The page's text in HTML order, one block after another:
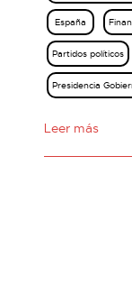
España
Partidos políticos
Presidencia
Leer más